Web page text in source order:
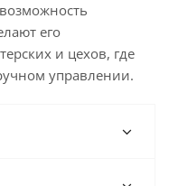
его
и цехов, где
управлении.